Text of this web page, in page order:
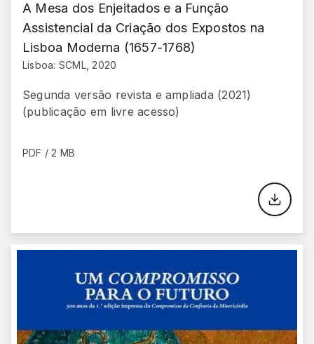
A Mesa dos Enjeitados e a Função
Assistencial da Criação dos Expostos na
Lisboa Moderna (1657-1768)
Lisboa: SCML, 2020
Segunda versão revista e ampliada (2021)
(publicação em livre acesso)
PDF / 2 MB